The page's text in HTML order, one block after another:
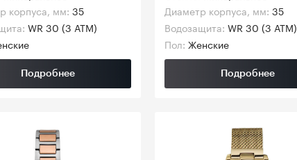
корпуса, мм: 35
WR 30 (3 АТМ)
Подробнее
Диаметр корпуса, мм: 35
Водозащита: WR 30 (3 АТМ)
Пол: Женские
Подробнее